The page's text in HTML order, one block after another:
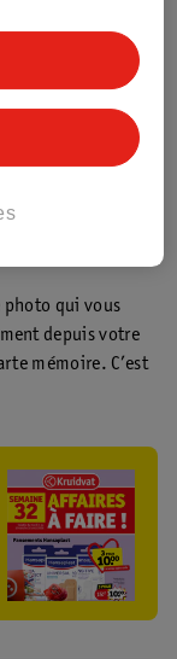
photo qui vous
depuis votre
mémoire. C’est